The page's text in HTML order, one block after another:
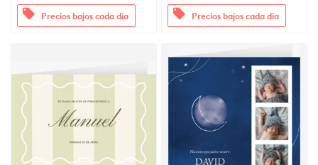
offers Precios bajos cada día offers Precios bajos cada día